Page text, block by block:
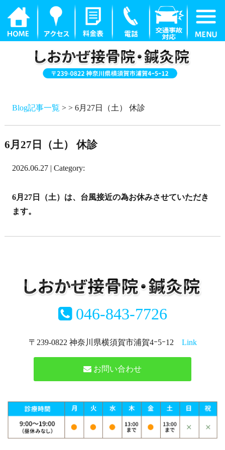
Blog記事一覧 > > 6月27日（土） 休診
6月27日（土） 休診
2026.06.27 | Category:
6月27日（土）は、台風接近の為お休みさせていただき
ます。
046-843-7726
〒239-0822 神奈川県横須賀市浦賀4ｰ5ｰ12 Link
お問い合わせ